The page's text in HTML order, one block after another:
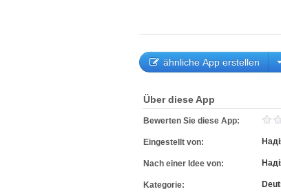
ähnliche App erstellen
Über diese App
Bewerten Sie diese App:
Eingestellt von:
Nach einer Idee von:
Kategorie: